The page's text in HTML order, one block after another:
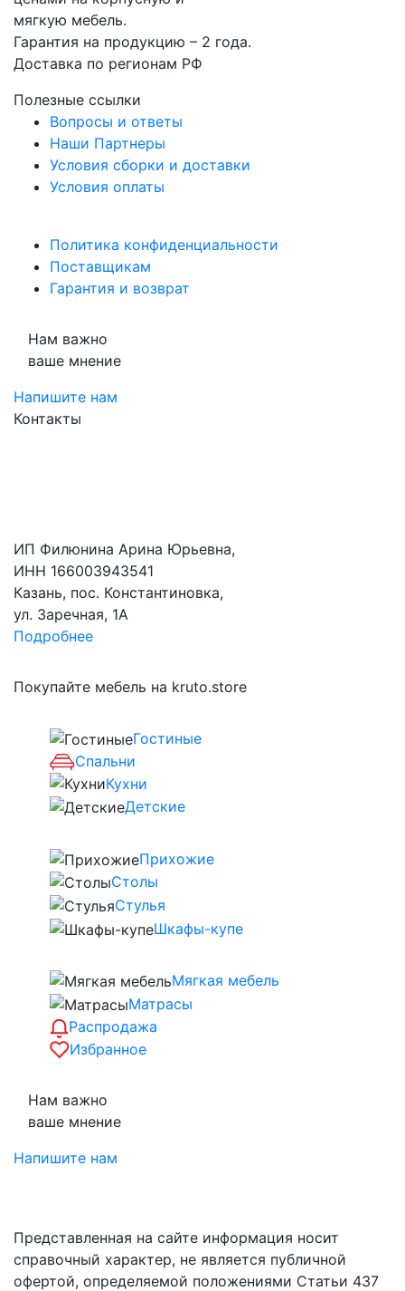
мягкую мебель.
Гарантия на продукцию – 2 года.
Доставка по регионам РФ
Полезные ссылки
Вопросы и ответы
Наши Партнеры
Условия сборки и доставки
Условия оплаты
Политика конфиденциальности
Поставщикам
Гарантия и возврат
Нам важно
ваше мнение
Напишите нам
Контакты
ИП Филюнина Арина Юрьевна,
ИНН 166003943541
Казань, пос. Константиновка,
ул. Заречная, 1А
Подробнее
Покупайте мебель на kruto.store
Гостиные
Спальни
Кухни
Детские
Прихожие
Столы
Стулья
Шкафы-купе
Мягкая мебель
Матрасы
Распродажа
Избранное
Нам важно
ваше мнение
Напишите нам
Представленная на сайте информация носит
справочный характер, не является публичной
офертой, определяемой положениями Статьи 437